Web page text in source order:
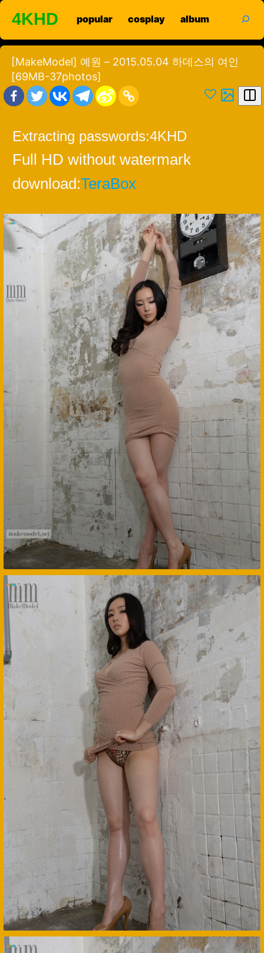
Skip
content
4KHD popular cosplay album
[MakeModel] 예원 – 2015.05.04 하데스의 여인
[69MB-37photos]
Extracting passwords:4KHD
Full HD without watermark
download:TeraBox